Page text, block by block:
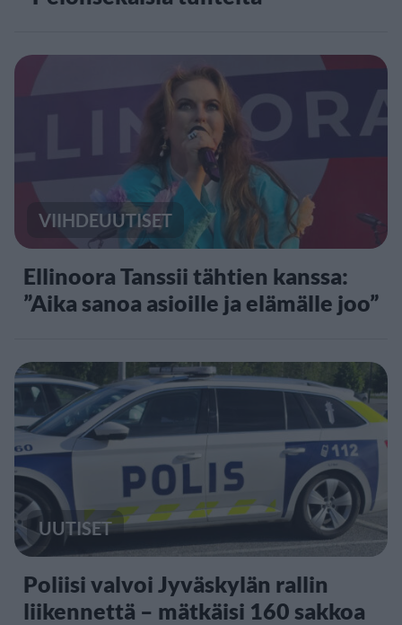
VIIHDEUUTISET
Ellinoora Tanssii tähtien kanssa:
”Aika sanoa asioille ja elämälle joo”
UUTISET
Poliisi valvoi Jyväskylän rallin
liikennettä – mätkäisi 160 sakkoa